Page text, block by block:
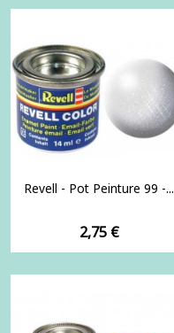
Revell - Pot Peinture 99 -...
Prix
2,75 €